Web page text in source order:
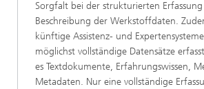
Sorgfalt bei der strukturierten
Beschreibung der Werkstoffdaten.
künftige Assistenz- und
möglichst vollständige Datensätze
es Textdokumente, Erfahrungswissen,
Metadaten. Nur eine vollständige